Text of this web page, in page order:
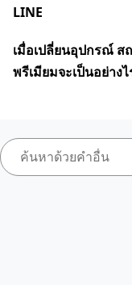
LINE
เมื่อเปลี่ยนอุปกรณ์ ส
พรีเมียมจะเป็นอย่างไ